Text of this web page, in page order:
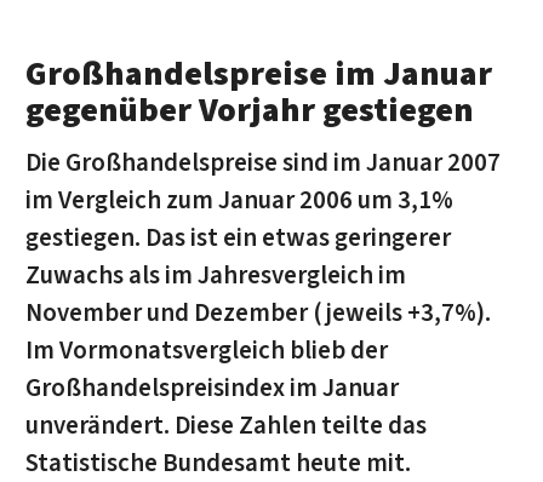
Großhandelspreise im Januar
gegenüber Vorjahr gestiegen
Die Großhandelspreise sind im Januar 2007
im Vergleich zum Januar 2006 um 3,1%
gestiegen. Das ist ein etwas geringerer
Zuwachs als im Jahresvergleich im
November und Dezember (jeweils +3,7%).
Im Vormonatsvergleich blieb der
Großhandelspreisindex im Januar
unverändert. Diese Zahlen teilte das
Statistische Bundesamt heute mit.